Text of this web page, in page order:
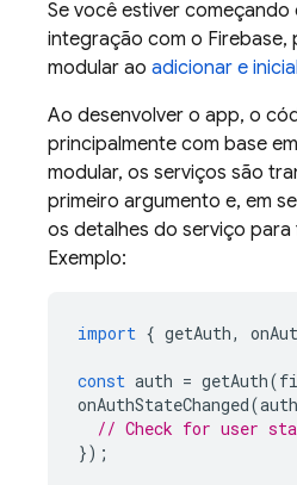
Se você estiver começando
integração com o Firebase,
modular ao adicionar e
Ao desenvolver o app, o
principalmente com base em
modular, os serviços são
primeiro argumento e, em
os detalhes do serviço
Exemplo:
import { getAuth,
const auth = getAuth(
onAuthStateChanged(auth
// Check for user
});